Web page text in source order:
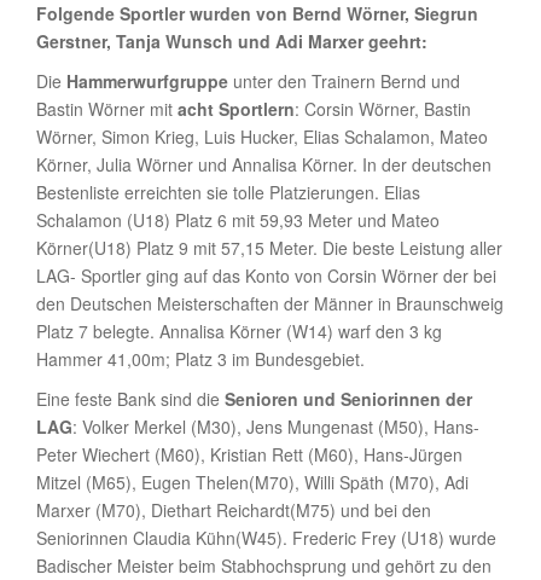
Folgende Sportler wurden von Bernd Wörner, Siegrun
Gerstner, Tanja Wunsch und Adi Marxer geehrt:
Die Hammerwurfgruppe unter den Trainern Bernd und
Bastin Wörner mit acht Sportlern: Corsin Wörner, Bastin
Wörner, Simon Krieg, Luis Hucker, Elias Schalamon, Mateo
Körner, Julia Wörner und Annalisa Körner. In der deutschen
Bestenliste erreichten sie tolle Platzierungen. Elias
Schalamon (U18) Platz 6 mit 59,93 Meter und Mateo
Körner(U18) Platz 9 mit 57,15 Meter. Die beste Leistung aller
LAG- Sportler ging auf das Konto von Corsin Wörner der bei
den Deutschen Meisterschaften der Männer in Braunschweig
Platz 7 belegte. Annalisa Körner (W14) warf den 3 kg
Hammer 41,00m; Platz 3 im Bundesgebiet.
Eine feste Bank sind die Senioren und Seniorinnen der
LAG: Volker Merkel (M30), Jens Mungenast (M50), Hans-
Peter Wiechert (M60), Kristian Rett (M60), Hans-Jürgen
Mitzel (M65), Eugen Thelen(M70), Willi Späth (M70), Adi
Marxer (M70), Diethart Reichardt(M75) und bei den
Seniorinnen Claudia Kühn(W45). Frederic Frey (U18) wurde
Badischer Meister beim Stabhochsprung und gehört zu den